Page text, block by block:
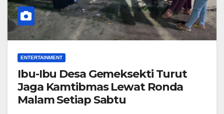
ENTERTAINMENT
Ibu-Ibu Desa Gemeksekti Turut
Jaga Kamtibmas Lewat Ronda
Malam Setiap Sabtu